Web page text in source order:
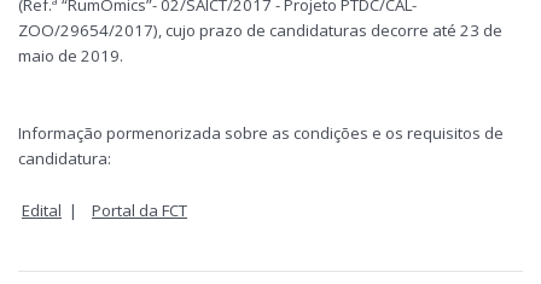
(Ref.ª “RumOmics”- 02/SAICT/2017 - Projeto PTDC/CAL-
ZOO/29654/2017), cujo prazo de candidaturas decorre até 23 de
maio de 2019.
Informação pormenorizada sobre as condições e os requisitos de
candidatura:
Edital | Portal da FCT